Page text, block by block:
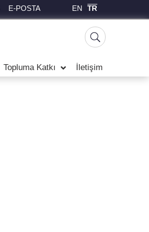
E-POSTA EN TR
Topluma Katkı İletişim